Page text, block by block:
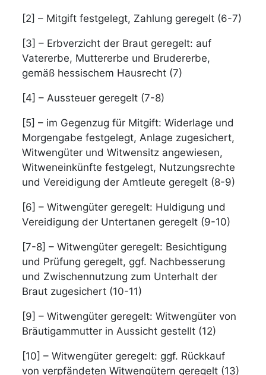
[2] – Mitgift festgelegt, Zahlung geregelt (6-7)
[3] – Erbverzicht der Braut geregelt: auf
Vatererbe, Muttererbe und Brudererbe,
gemäß hessischem Hausrecht (7)
[4] – Aussteuer geregelt (7-8)
[5] – im Gegenzug für Mitgift: Widerlage und
Morgengabe festgelegt, Anlage zugesichert,
Witwengüter und Witwensitz angewiesen,
Witweneinkünfte festgelegt, Nutzungsrechte
und Vereidigung der Amtleute geregelt (8-9)
[6] – Witwengüter geregelt: Huldigung und
Vereidigung der Untertanen geregelt (9-10)
[7-8] – Witwengüter geregelt: Besichtigung
und Prüfung geregelt, ggf. Nachbesserung
und Zwischennutzung zum Unterhalt der
Braut zugesichert (10-11)
[9] – Witwengüter geregelt: Witwengüter von
Bräutigammutter in Aussicht gestellt (12)
[10] – Witwengüter geregelt: ggf. Rückkauf
von verpfändeten Witwengütern geregelt (13)